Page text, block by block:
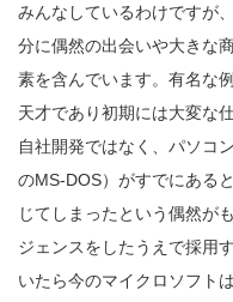
みんなしているわけですが
分に偶然の出会いや大きな
素を含んでいます。有名な
天才であり初期には大変な
自社開発ではなく、パソコ
のMS-DOS）がすでにある
じてしまったという偶然が
ジェンスをしたうえで採用
いたら今のマイクロソフト